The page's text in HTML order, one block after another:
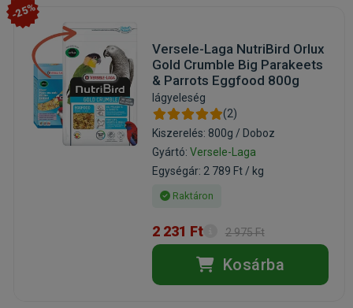
-25%
Versele-Laga NutriBird Orlux
Gold Crumble Big Parakeets
& Parrots Eggfood 800g
lágyeleség
(2)
Kiszerelés: 800g / Doboz
Gyártó: Versele-Laga
Egységár: 2 789 Ft / kg
Raktáron
2 231 Ft 2 975 Ft
Kosárba